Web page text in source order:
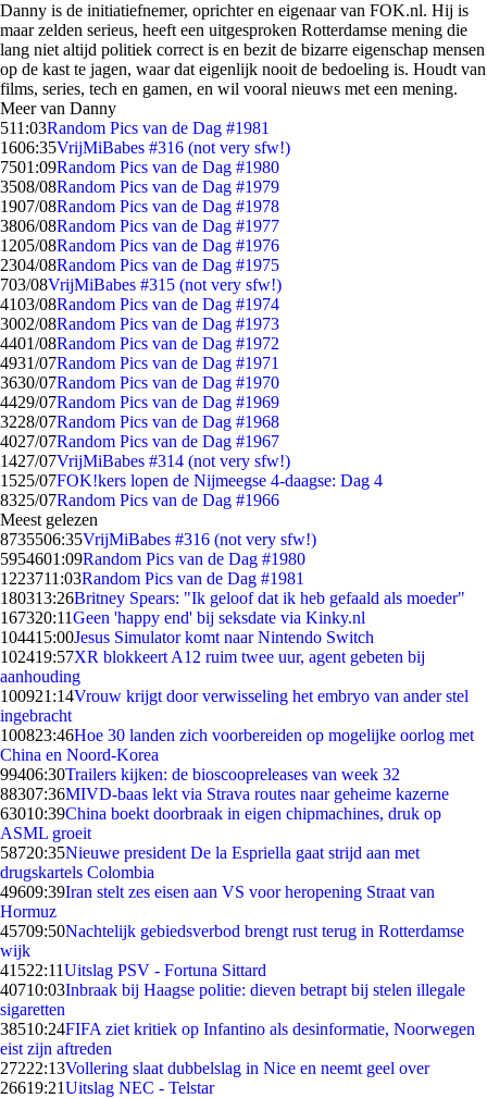
Danny is de initiatiefnemer, oprichter en eigenaar van FOK.nl. Hij is
maar zelden serieus, heeft een uitgesproken Rotterdamse mening die
lang niet altijd politiek correct is en bezit de bizarre eigenschap mensen
op de kast te jagen, waar dat eigenlijk nooit de bedoeling is. Houdt van
films, series, tech en gamen, en wil vooral nieuws met een mening.
Meer van Danny
511:03Random Pics van de Dag #1981
1606:35VrijMiBabes #316 (not very sfw!)
7501:09Random Pics van de Dag #1980
3508/08Random Pics van de Dag #1979
1907/08Random Pics van de Dag #1978
3806/08Random Pics van de Dag #1977
1205/08Random Pics van de Dag #1976
2304/08Random Pics van de Dag #1975
703/08VrijMiBabes #315 (not very sfw!)
4103/08Random Pics van de Dag #1974
3002/08Random Pics van de Dag #1973
4401/08Random Pics van de Dag #1972
4931/07Random Pics van de Dag #1971
3630/07Random Pics van de Dag #1970
4429/07Random Pics van de Dag #1969
3228/07Random Pics van de Dag #1968
4027/07Random Pics van de Dag #1967
1427/07VrijMiBabes #314 (not very sfw!)
1525/07FOK!kers lopen de Nijmeegse 4-daagse: Dag 4
8325/07Random Pics van de Dag #1966
Meest gelezen
8735506:35VrijMiBabes #316 (not very sfw!)
5954601:09Random Pics van de Dag #1980
1223711:03Random Pics van de Dag #1981
180313:26Britney Spears: "Ik geloof dat ik heb gefaald als moeder"
167320:11Geen 'happy end' bij seksdate via Kinky.nl
104415:00Jesus Simulator komt naar Nintendo Switch
102419:57XR blokkeert A12 ruim twee uur, agent gebeten bij
aanhouding
100921:14Vrouw krijgt door verwisseling het embryo van ander stel
ingebracht
100823:46Hoe 30 landen zich voorbereiden op mogelijke oorlog met
China en Noord-Korea
99406:30Trailers kijken: de bioscoopreleases van week 32
88307:36MIVD-baas lekt via Strava routes naar geheime kazerne
63010:39China boekt doorbraak in eigen chipmachines, druk op
ASML groeit
58720:35Nieuwe president De la Espriella gaat strijd aan met
drugskartels Colombia
49609:39Iran stelt zes eisen aan VS voor heropening Straat van
Hormuz
45709:50Nachtelijk gebiedsverbod brengt rust terug in Rotterdamse
wijk
41522:11Uitslag PSV - Fortuna Sittard
40710:03Inbraak bij Haagse politie: dieven betrapt bij stelen illegale
sigaretten
38510:24FIFA ziet kritiek op Infantino als desinformatie, Noorwegen
eist zijn aftreden
27222:13Vollering slaat dubbelslag in Nice en neemt geel over
26619:21Uitslag NEC - Telstar